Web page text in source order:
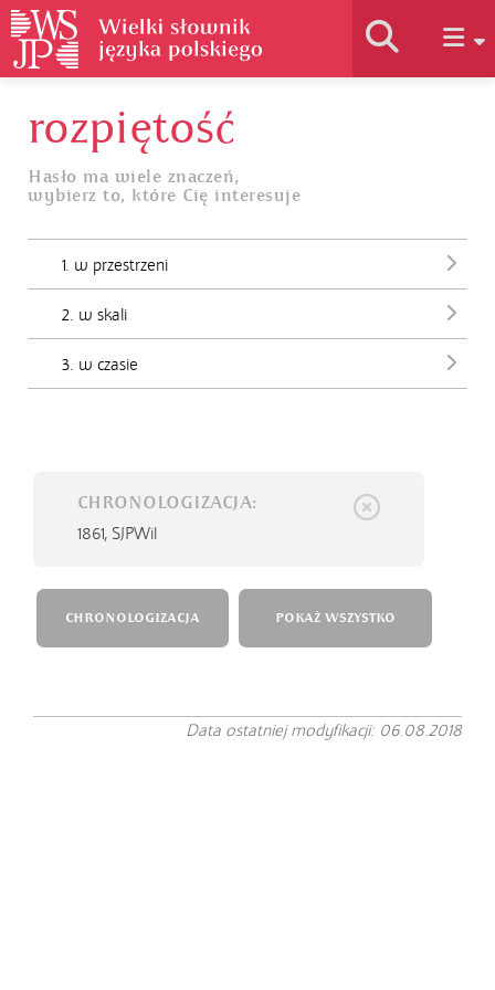
Historia słownika
Jak korzystać
Podstawy naukowe
rozpiętość
Hasło ma wiele znaczeń,
wybierz to, które Cię interesuje
1. w przestrzeni
2. w skali
3. w czasie
CHRONOLOGIZACJA:
1861, SJPWil
CHRONOLOGIZACJA POKAŻ WSZYSTKO
Data ostatniej modyfikacji: 06.08.2018